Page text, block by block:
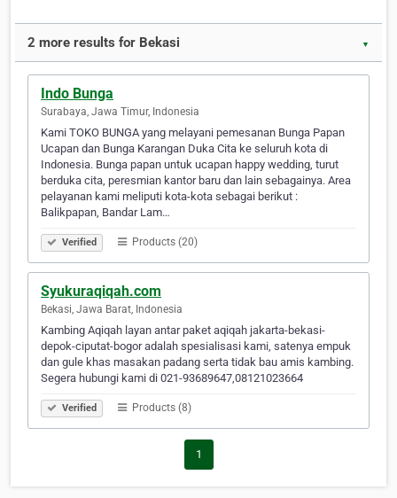
2 more results for Bekasi ▼
Indo Bunga
Surabaya, Jawa Timur, Indonesia
Kami TOKO BUNGA yang melayani pemesanan Bunga Papan
Ucapan dan Bunga Karangan Duka Cita ke seluruh kota di
Indonesia. Bunga papan untuk ucapan happy wedding, turut
berduka cita, peresmian kantor baru dan lain sebagainya. Area
pelayanan kami meliputi kota-kota sebagai berikut :
Balikpapan, Bandar Lam…
Verified Products (20)
Syukuraqiqah.com
Bekasi, Jawa Barat, Indonesia
Kambing Aqiqah layan antar paket aqiqah jakarta-bekasi-
depok-ciputat-bogor adalah spesialisasi kami, satenya empuk
dan gule khas masakan padang serta tidak bau amis kambing.
Segera hubungi kami di 021-93689647,08121023664
Verified Products (8)
1